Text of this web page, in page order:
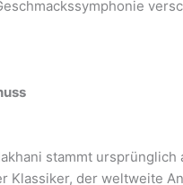
stammt ursprünglich
Klassiker, der weltweite